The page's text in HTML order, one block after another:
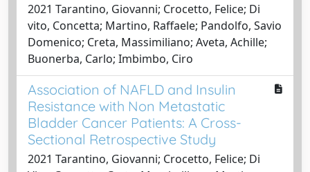
2021 Tarantino, Giovanni; Crocetto, Felice; Di
vito, Concetta; Martino, Raffaele; Pandolfo, Savio
Domenico; Creta, Massimiliano; Aveta, Achille;
Buonerba, Carlo; Imbimbo, Ciro
Association of NAFLD and Insulin
Resistance with Non Metastatic
Bladder Cancer Patients: A Cross-
Sectional Retrospective Study
2021 Tarantino, Giovanni; Crocetto, Felice; Di